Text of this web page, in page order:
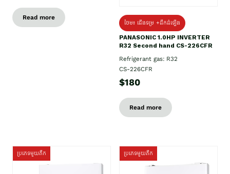
Read more
ថែម៖ ជើងទម្រ +ដឹកដំឡើង
PANASONIC 1.0HP INVERTER
R32 Second hand CS-226CFR
Refrigerant gas: R32
CS-226CFR
$180
Read more
ប្រភេទមួយតឹក ប្រភេទមួយតឹក